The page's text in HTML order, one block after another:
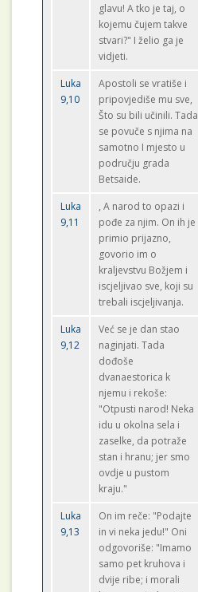
glavu! A tko je taj, o
kojemu čujem takve
stvari?" I želio ga je
vidjeti.
Luka
9,10
Apostoli se vratiše i
pripovjediše mu sve,
Što su bili učinili. Tada
se povuče s njima na
samotno I mjesto u
području grada
Betsaide.
Luka
9,11
, A narod to opazi i
pođe za njim. On ih je
primio prijazno,
govorio im o
kraljevstvu Božjem i
iscjeljivao sve, koji su
trebali iscjeljivanja.
Luka
9,12
Već se je dan stao
naginjati. Tada
dođoše
dvanaestorica k
njemu i rekoše:
"Otpusti narod! Neka
idu u okolna sela i
zaselke, da potraže
stan i hranu; jer smo
ovdje u pustom
kraju."
Luka
9,13
On im reče: "Podajte
in vi neka jedu!" Oni
odgovoriše: "Imamo
samo pet kruhova i
dvije ribe; i morali